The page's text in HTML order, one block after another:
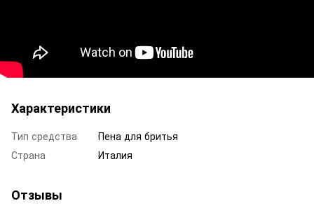
Характеристики
Тип средства
Пена для бритья
Страна
Италия
Отзывы